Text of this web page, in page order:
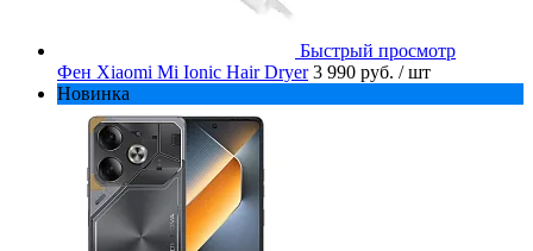
Быстрый просмотр
Фен Xiaomi Mi Ionic Hair Dryer 3 990 руб. / шт
Новинка